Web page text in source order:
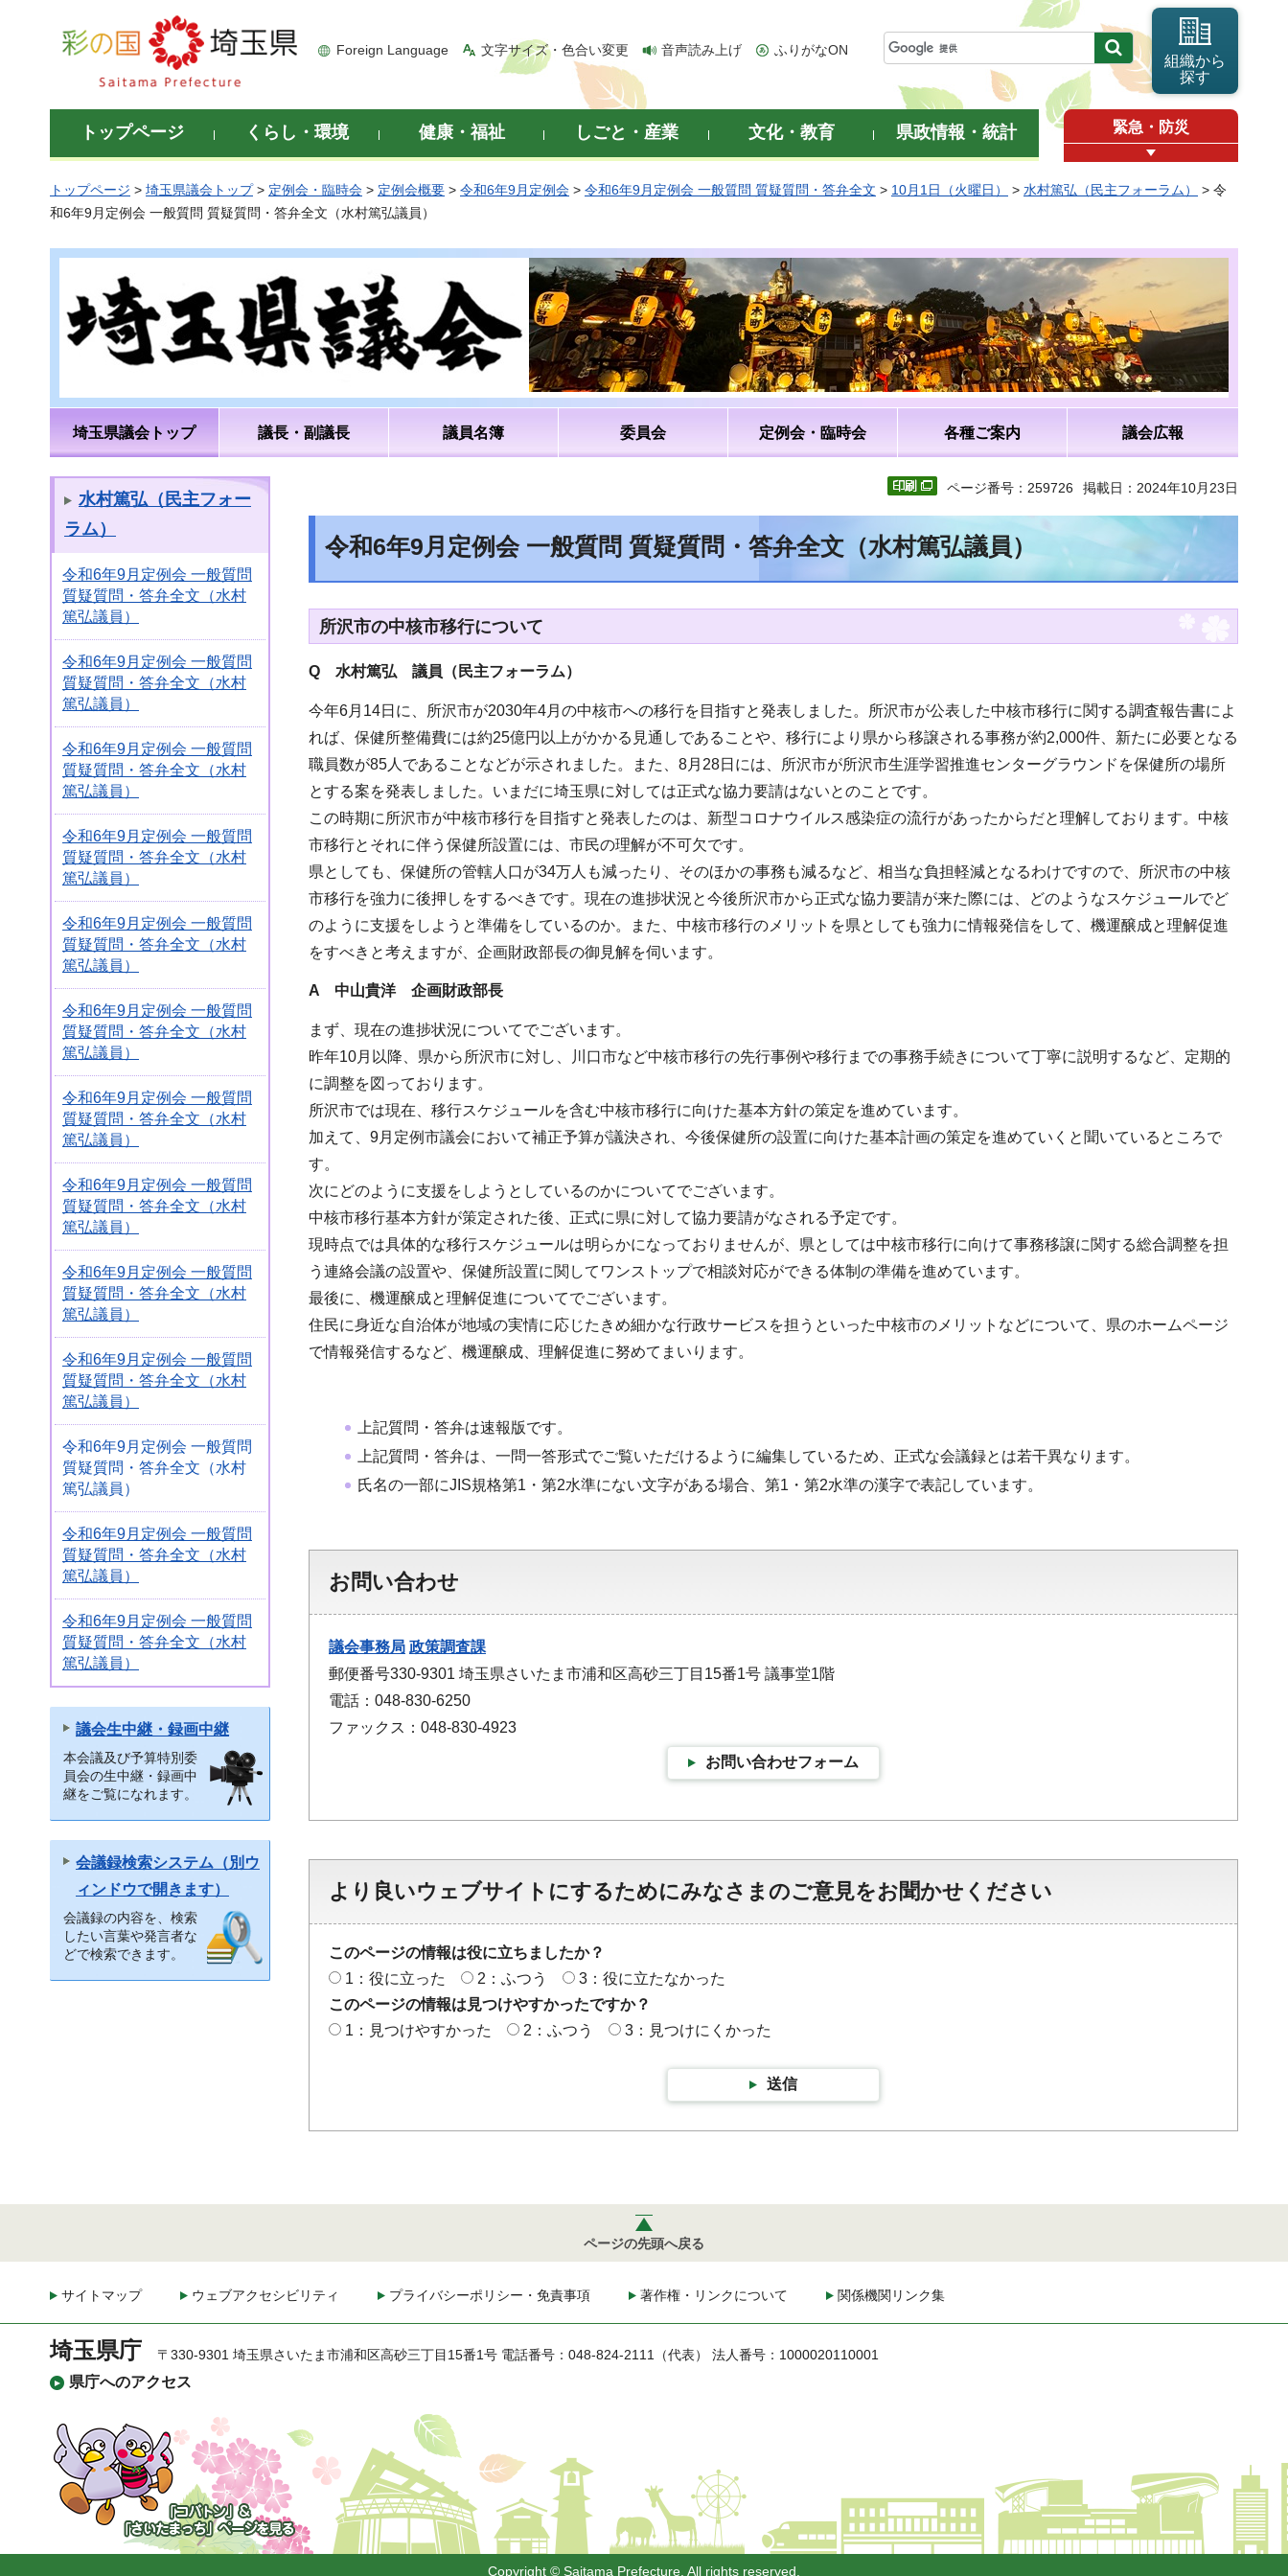
彩の国 埼玉県
Foreign Language 文字サイズ・色合い変更 音声読み上げ ふりがなON
組織から
探す
トップページ くらし・環境 健康・福祉 しごと・産業 文化・教育 県政情報・統計 緊急・防災
トップページ > 埼玉県議会トップ> 定例会・臨時会 > 定例会概要 > 令和6年9月定例会 > 令和6年9月定例会 一般質問 質疑質問・答弁全文 > 10月1日（火曜日） > 水村篤弘（民主フォーラム）
> 令
和6年9月定例会 一般質問 質疑質問・答弁全文（水村篤弘議員）
埼玉県議会トップ 議長・副議長 議員名簿 委員会 定例会・臨時会 各種ご案内 議会広報
水村篤弘（民主フォー
ラム）
令和6年9月定例会 一般質問
質疑質問・答弁全文（水村
篤弘議員）
令和6年9月定例会 一般質問
質疑質問・答弁全文（水村
篤弘議員）
令和6年9月定例会 一般質問
質疑質問・答弁全文（水村
篤弘議員）
令和6年9月定例会 一般質問
質疑質問・答弁全文（水村
篤弘議員）
令和6年9月定例会 一般質問
質疑質問・答弁全文（水村
篤弘議員）
令和6年9月定例会 一般質問
質疑質問・答弁全文（水村
篤弘議員）
令和6年9月定例会 一般質問
質疑質問・答弁全文（水村
篤弘議員）
令和6年9月定例会 一般質問
質疑質問・答弁全文（水村
篤弘議員）
令和6年9月定例会 一般質問
質疑質問・答弁全文（水村
篤弘議員）
令和6年9月定例会 一般質問
質疑質問・答弁全文（水村
篤弘議員）
令和6年9月定例会 一般質問
質疑質問・答弁全文（水村
篤弘議員）
令和6年9月定例会 一般質問
質疑質問・答弁全文（水村
篤弘議員）
令和6年9月定例会 一般質問
質疑質問・答弁全文（水村
篤弘議員）
議会生中継・録画中継
本会議及び予算特別委
員会の生中継・録画中
継をご覧になれます。
会議録検索システム（別ウ
ィンドウで開きます）
会議録の内容を、検索
したい言葉や発言者な
どで検索できます。
ページ番号：259726 掲載日：2024年10月23日
令和6年9月定例会 一般質問 質疑質問・答弁全文（水村篤弘議員）
所沢市の中核市移行について
Q 水村篤弘 議員（民主フォーラム）
今年6月14日に、所沢市が2030年4月の中核市への移行を目指すと発表しました。所沢市が公表した中核市移行に関する調査報告書によ
れば、保健所整備費には約25億円以上がかかる見通しであることや、移行により県から移譲される事務が約2,000件、新たに必要となる
職員数が85人であることなどが示されました。また、8月28日には、所沢市が所沢市生涯学習推進センターグラウンドを保健所の場所
とする案を発表しました。いまだに埼玉県に対しては正式な協力要請はないとのことです。
この時期に所沢市が中核市移行を目指すと発表したのは、新型コロナウイルス感染症の流行があったからだと理解しております。中核
市移行とそれに伴う保健所設置には、市民の理解が不可欠です。
県としても、保健所の管轄人口が34万人も減ったり、そのほかの事務も減るなど、相当な負担軽減となるわけですので、所沢市の中核
市移行を強力に後押しをするべきです。現在の進捗状況と今後所沢市から正式な協力要請が来た際には、どのようなスケジュールでど
のように支援をしようと準備をしているのか。また、中核市移行のメリットを県としても強力に情報発信をして、機運醸成と理解促進
をすべきと考えますが、企画財政部長の御見解を伺います。
A 中山貴洋 企画財政部長
まず、現在の進捗状況についてでございます。
昨年10月以降、県から所沢市に対し、川口市など中核市移行の先行事例や移行までの事務手続きについて丁寧に説明するなど、定期的
に調整を図っております。
所沢市では現在、移行スケジュールを含む中核市移行に向けた基本方針の策定を進めています。
加えて、9月定例市議会において補正予算が議決され、今後保健所の設置に向けた基本計画の策定を進めていくと聞いているところで
す。
次にどのように支援をしようとしているのかについてでございます。
中核市移行基本方針が策定された後、正式に県に対して協力要請がなされる予定です。
現時点では具体的な移行スケジュールは明らかになっておりませんが、県としては中核市移行に向けて事務移譲に関する総合調整を担
う連絡会議の設置や、保健所設置に関してワンストップで相談対応ができる体制の準備を進めています。
最後に、機運醸成と理解促進についてでございます。
住民に身近な自治体が地域の実情に応じたきめ細かな行政サービスを担うといった中核市のメリットなどについて、県のホームページ
で情報発信するなど、機運醸成、理解促進に努めてまいります。
上記質問・答弁は速報版です。
上記質問・答弁は、一問一答形式でご覧いただけるように編集しているため、正式な会議録とは若干異なります。
氏名の一部にJIS規格第1・第2水準にない文字がある場合、第1・第2水準の漢字で表記しています。
お問い合わせ
議会事務局 政策調査課
郵便番号330-9301 埼玉県さいたま市浦和区高砂三丁目15番1号 議事堂1階
電話：048-830-6250
ファックス：048-830-4923
お問い合わせフォーム
より良いウェブサイトにするためにみなさまのご意見をお聞かせください
このページの情報は役に立ちましたか？
1：役に立った
2：ふつう
3：役に立たなかった
このページの情報は見つけやすかったですか？
1：見つけやすかった
2：ふつう 3：見つけにくかった
送信
ページの先頭へ戻る
サイトマップ ウェブアクセシビリティ プライバシーポリシー・免責事項 著作権・リンクについて 関係機関リンク集
埼玉県庁
県庁へのアクセス
〒330-9301 埼玉県さいたま市浦和区高砂三丁目15番1号 電話番号：048-824-2111（代表） 法人番号：1000020110001
「コバトン」&「さいた
まっち」
Copyright © Saitama Prefecture. All rights reserved.